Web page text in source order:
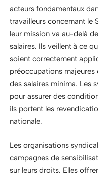
acteurs fondamentaux
travailleurs concernant le
leur mission va au-delà
salaires. Ils veillent à ce
soient correctement
préoccupations
des salaires minima. Les
pour assurer des
ils portent les
nationale.
Les organisations
campagnes de
sur leurs droits. Elles